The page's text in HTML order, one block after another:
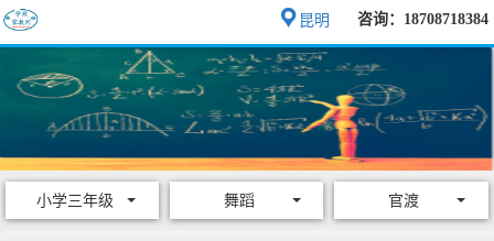
咨询：18708718384
昆明
小学三年级 舞蹈 官渡